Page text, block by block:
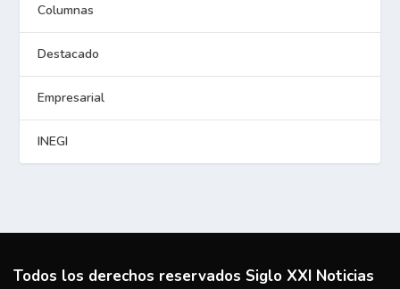
Columnas
Destacado
Empresarial
INEGI
Todos los derechos reservados Siglo XXI Noticias